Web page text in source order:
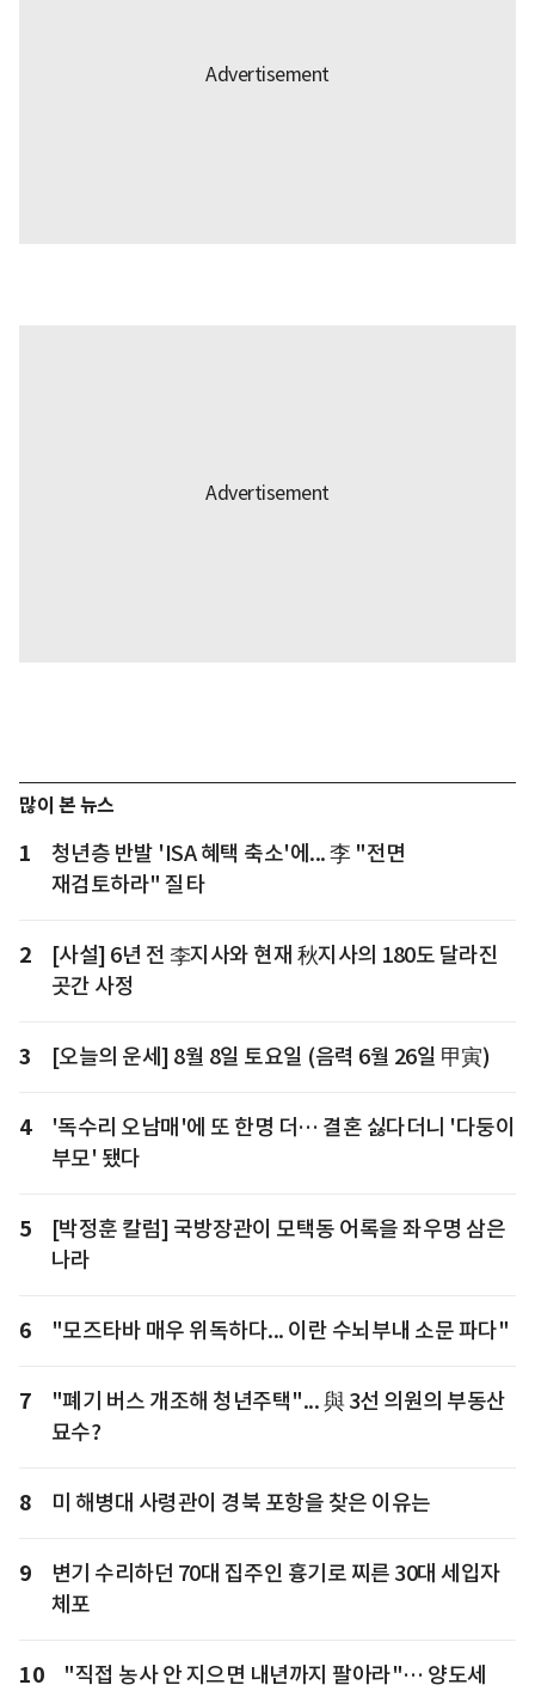
많이 본 뉴스
1
청년층 반발 'ISA 혜택 축소'에... 李 "전면
재검토하라" 질타
2
[사설] 6년 전 李지사와 현재 秋지사의 180도 달라진
곳간 사정
3 [오늘의 운세] 8월 8일 토요일 (음력 6월 26일 甲寅)
4
'독수리 오남매'에 또 한명 더… 결혼 싫다더니 '다둥이
부모' 됐다
5
[박정훈 칼럼] 국방장관이 모택동 어록을 좌우명 삼은
나라
6 "모즈타바 매우 위독하다... 이란 수뇌부내 소문 파다"
7
"폐기 버스 개조해 청년주택"... 與 3선 의원의 부동산
묘수?
8 미 해병대 사령관이 경북 포항을 찾은 이유는
9
변기 수리하던 70대 집주인 흉기로 찌른 30대 세입자
체포
10
"직접 농사 안 지으면 내년까지 팔아라"… 양도세